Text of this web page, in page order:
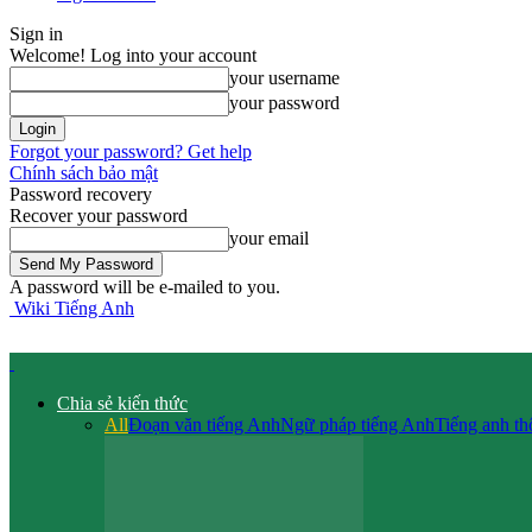
Sign in
Welcome! Log into your account
your username
your password
Forgot your password? Get help
Chính sách bảo mật
Password recovery
Recover your password
your email
A password will be e-mailed to you.
Wiki Tiếng Anh
Chia sẻ kiến thức
AllĐoạn văn tiếng AnhNgữ pháp tiếng AnhTiếng anh